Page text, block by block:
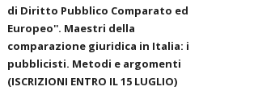
di Diritto Pubblico Comparato ed
Europeo''. Maestri della
comparazione giuridica in Italia: i
pubblicisti. Metodi e argomenti
(ISCRIZIONI ENTRO IL 15 LUGLIO)